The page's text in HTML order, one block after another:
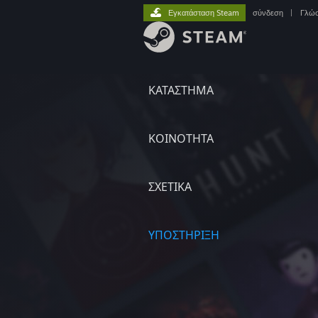
ΚΑΤΑΣΤΗΜΑ
ΚΟΙΝΟΤΗΤΑ
ΣΧΕΤΙΚΆ
ΥΠΟΣΤΗΡΙΞΗ
Εγκατάσταση Steam σύνδεση